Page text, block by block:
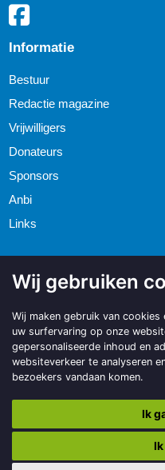
Wij gebruiken
Wij maken gebruik van
uw surfervaring op onze
gepersonaliseerde inhoud en
websiteverkeer te analyseren
bezoekers vandaan komen.
Ik
Informatie
Bestuur
Redactie magazine
Vrijwilligers
Donateurs
Sponsors
Anbi
Links
DXP®